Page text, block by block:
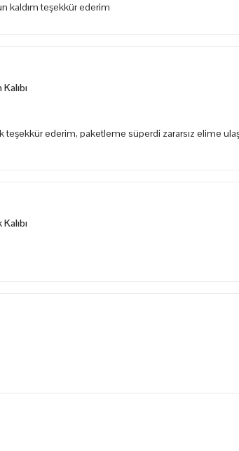
kaldım teşekkür ederim
ederim, paketleme süperdi zararsız elime